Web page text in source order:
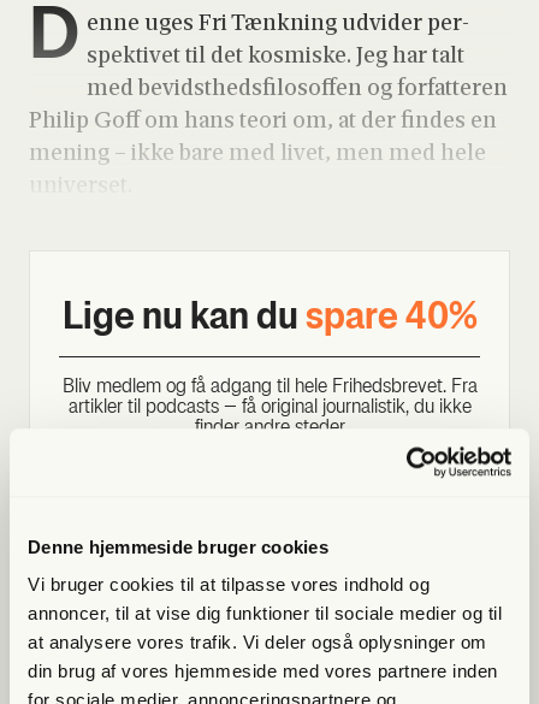
Denne hjemmeside bruger cookies
Vi bruger cookies til at tilpasse vores indhold og
annoncer, til at vise dig funktioner til sociale medier og til
at analysere vores trafik. Vi deler også oplysninger om
din brug af vores hjemmeside med vores partnere inden
D en­ne uges Fri Tænk­ning udvi­der per­
spek­ti­vet til det kos­mi­ske. Jeg har talt
med bevidst­heds­fi­lo­sof­fen og for­fat­te­ren
Phi­lip Goff om hans teo­ri om, at der fin­des en
mening – ikke bare med livet, men med hele
Lige nu kan du spa­re 40%
Bliv med­lem og få adgang til hele Fri­heds­bre­vet. Fra
artik­ler til podcasts – få ori­gi­nal jour­na­li­stik, du ikke
fin­der andre ste­der